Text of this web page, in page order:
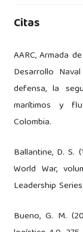
Citas
AARC, Armada
Desarrollo
defensa, la
marítimos y
Colombia.
Ballantine, D. S.
World War,
Leadership
Bueno, G. M.